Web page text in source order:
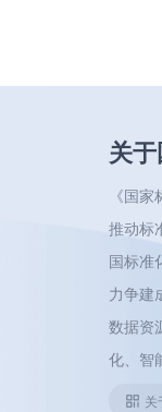
关
《国
推动标
国标准
力争建
数据资
化、智
关